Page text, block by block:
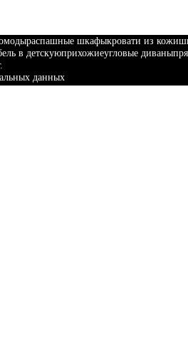
распашные шкафыкровати из кожи
в детскуюприхожиеугловые диваны
данных